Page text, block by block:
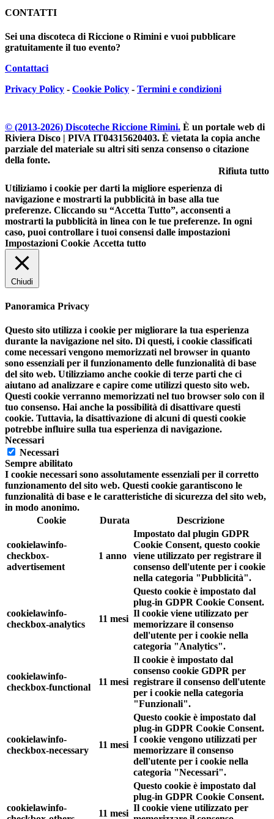
CONTATTI
Sei una discoteca di Riccione o Rimini e vuoi pubblicare
gratuitamente il tuo evento?
Contattaci
Privacy Policy - Cookie Policy - Termini e condizioni
© (2013-2026) Discoteche Riccione Rimini. È un portale web di
Riviera Disco | PIVA IT04315620403. È vietata la copia anche
parziale del materiale su altri siti senza consenso o citazione
della fonte.
Rifiuta tutto
Utiliziamo i cookie per darti la migliore esperienza di
navigazione e mostrarti la pubblicità in base alla tue
preferenze. Cliccando su “Accetta Tutto”, acconsenti a
mostrarti la pubblicità in linea con le tue preferenze. In ogni
caso, puoi controllare i tuoi consensi dalle impostazioni
Impostazioni Cookie Accetta tutto
Chiudi
Panoramica Privacy
Questo sito utilizza i cookie per migliorare la tua esperienza
durante la navigazione nel sito. Di questi, i cookie classificati
come necessari vengono memorizzati nel browser in quanto
sono essenziali per il funzionamento delle funzionalità di base
del sito web. Utilizziamo anche cookie di terze parti che ci
aiutano ad analizzare e capire come utilizzi questo sito web.
Questi cookie verranno memorizzati nel tuo browser solo con il
tuo consenso. Hai anche la possibilità di disattivare questi
cookie. Tuttavia, la disattivazione di alcuni di questi cookie
potrebbe influire sulla tua esperienza di navigazione.
Necessari
Necessari
Sempre abilitato
I cookie necessari sono assolutamente essenziali per il corretto
funzionamento del sito web. Questi cookie garantiscono le
funzionalità di base e le caratteristiche di sicurezza del sito web,
in modo anonimo.
Cookie
Durata Descrizione
cookielawinfo-
checkbox-
advertisement
1 anno
Impostato dal plugin GDPR
Cookie Consent, questo cookie
viene utilizzato per registrare il
consenso dell'utente per i cookie
nella categoria "Pubblicità".
cookielawinfo-
checkbox-analytics
11 mesi
Questo cookie è impostato dal
plug-in GDPR Cookie Consent.
Il cookie viene utilizzato per
memorizzare il consenso
dell'utente per i cookie nella
categoria "Analytics".
cookielawinfo-
checkbox-functional
11 mesi
Il cookie è impostato dal
consenso cookie GDPR per
registrare il consenso dell'utente
per i cookie nella categoria
"Funzionali".
cookielawinfo-
checkbox-necessary
11 mesi
Questo cookie è impostato dal
plug-in GDPR Cookie Consent.
I cookie vengono utilizzati per
memorizzare il consenso
dell'utente per i cookie nella
categoria "Necessari".
cookielawinfo-
11 mesi
Questo cookie è impostato dal
plug-in GDPR Cookie Consent.
Il cookie viene utilizzato per